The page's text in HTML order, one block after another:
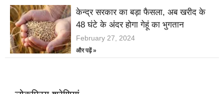
केन्द्र सरकार का बड़ा फैसला, अब खरीद के
48 घंटे के अंदर होगा गेहूं का भुगतान
February 27, 2024
और पढ़ें »